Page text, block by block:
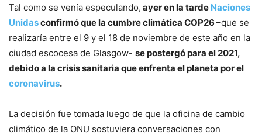
Tal como se venía especulando, ayer en la tarde Naciones
Unidasconfirmó que la cumbre climática COP26 –que se
realizaría entre el 9 y el 18 de noviembre de este año en la
ciudad escocesa de Glasgow- se postergó para el 2021,
debido a la crisis sanitaria que enfrenta el planeta por el
coronavirus.
La decisión fue tomada luego de que la oficina de cambio
climático de la ONU sostuviera conversaciones con